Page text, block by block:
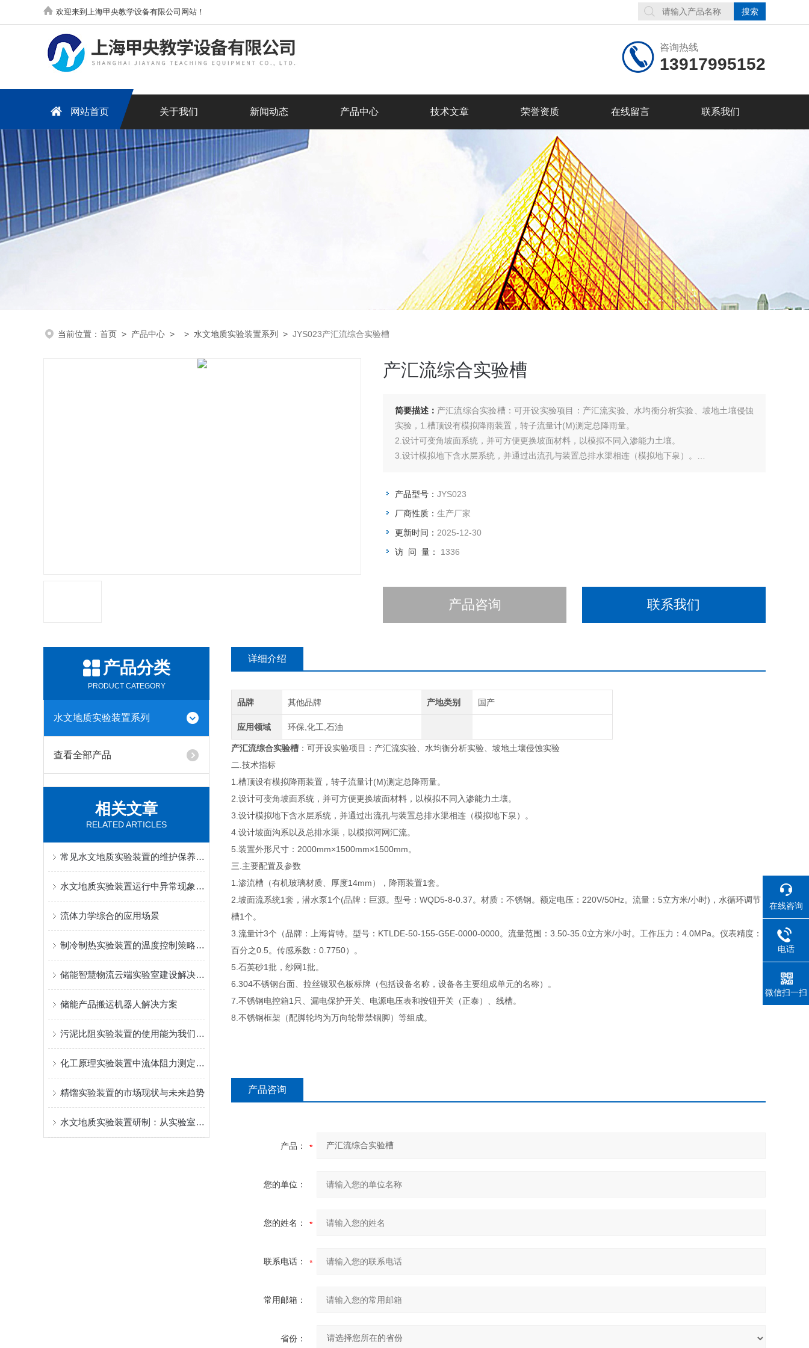
欢迎来到上海甲央教学设备有限公司网站！
咨询热线
13917995152
网站首页 关于我们 新闻动态 产品中心 技术文章 荣誉资质 在线留言 联系我们
当前位置： 首页 > 产品中心 > > 水文地质实验装置系列 > JYS023产汇流综合实验槽
产汇流综合实验槽
简要描述： 产汇流综合实验槽：可开设实验项目：产汇流实验、水均衡分析实验、坡地土壤侵蚀
实验，1.槽顶设有模拟降雨装置，转子流量计(M)测定总降雨量。
2.设计可变角坡面系统，并可方便更换坡面材料，以模拟不同入渗能力土壤。
3.设计模拟地下含水层系统，并通过出流孔与装置总排水渠相连（模拟地下泉）。
产品型号： JYS023
厂商性质： 生产厂家
更新时间： 2025-12-30
访 问 量： 1336
产品咨询 联系我们
产品分类
PRODUCT CATEGORY
水文地质实验装置系列
查看全部产品
相关文章
RELATED ARTICLES
常见水文地质实验装置的维护保养与故障排除要点
水文地质实验装置运行中异常现象的快速诊断与处理
流体力学综合的应用场景
制冷制热实验装置的温度控制策略与系统优化方法
储能智慧物流云端实验室建设解决方案
储能产品搬运机器人解决方案
污泥比阻实验装置的使用能为我们带来哪些好处?
化工原理实验装置中流体阻力测定实验的搭建与数据采集方法
精馏实验装置的市场现状与未来趋势
水文地质实验装置研制：从实验室实践教学到工程应用的能力提升之路
详细介绍
品牌 其他品牌 产地类别 国产
应用领域 环保,化工,石油
产汇流综合实验槽 ：可开设实验项目：产汇流实验、水均衡分析实验、坡地土壤侵蚀实验
二.技术指标
1.槽顶设有模拟降雨装置，转子流量计(M)测定总降雨量。
2.设计可变角坡面系统，并可方便更换坡面材料，以模拟不同入渗能力土壤。
3.设计模拟地下含水层系统，并通过出流孔与装置总排水渠相连（模拟地下泉）。
4.设计坡面沟系以及总排水渠，以模拟河网汇流。
5.装置外形尺寸：2000mm×1500mm×1500mm。
三.主要配置及参数
1.渗流槽（有机玻璃材质、厚度14mm），降雨装置1套。
2.坡面流系统1套，潜水泵1个(品牌：巨源。型号：WQD5-8-0.37。材质：不锈钢。额定电压：220V/50Hz。流量：5立方米/小时)，水循环调节
槽1个。
3.流量计3个（品牌：上海肯特。型号：KTLDE-50-155-G5E-0000-0000。流量范围：3.50-35.0立方米/小时。工作压力：4.0MPa。仪表精度：
百分之0.5。传感系数：0.7750）。
5.石英砂1批，纱网1批。
6.304不锈钢台面、拉丝银双色板标牌（包括设备名称，设备各主要组成单元的名称）。
7.不锈钢电控箱1只、漏电保护开关、电源电压表和按钮开关（正泰）、线槽。
8.不锈钢框架（配脚轮均为万向轮带禁锢脚）等组成。
产品咨询
产品：
您的单位：
您的姓名：
联系电话：
常用邮箱：
省份：
在线咨询
电话
微信扫一扫